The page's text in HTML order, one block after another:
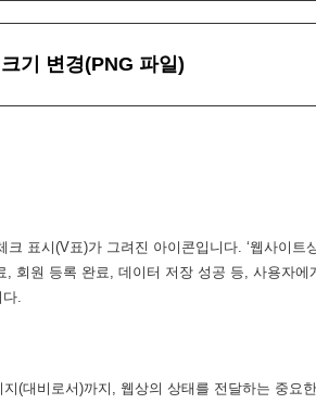
기 변경(PNG 파일)
표시(V표)가 그려진 아이콘입니다. ‘웹사이트
회원 등록 완료, 데이터 저장 성공 등, 사용자에
다.
(대비로서)까지, 웹상의 상태를 전달하는 중요